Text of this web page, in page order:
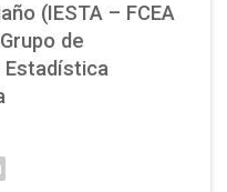
(IESTA – FCEA
de
Estadística